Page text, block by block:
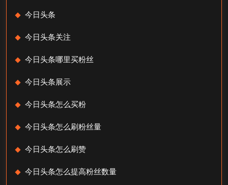
今日头条
今日头条关注
今日头条哪里买粉丝
今日头条展示
今日头条怎么买粉
今日头条怎么刷粉丝量
今日头条怎么刷赞
今日头条怎么提高粉丝数量